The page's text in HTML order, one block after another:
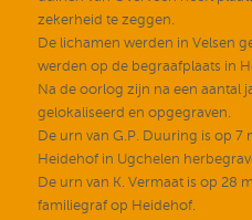
zekerheid te zeggen.
De lichamen werden in Velsen
werden op de begraafplaats in
Na de oorlog zijn na een aantal
gelokaliseerd en opgegraven.
De urn van G.P. Duuring is op 7
Heidehof in Ugchelen
De urn van K. Vermaat is op 28
familiegraf op Heidehof.